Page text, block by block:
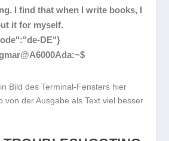
I find that when I write books, I
it for myself.
DE"}
Bild des Terminal-Fensters hier
von der Ausgabe als Text viel besser